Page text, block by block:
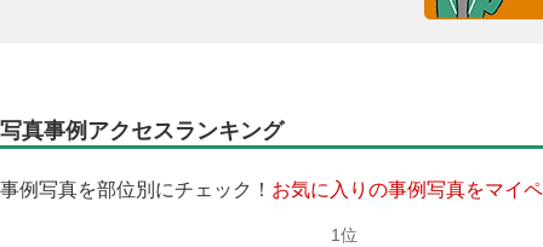
写真事例アクセスランキング
事例写真を部位別にチェック！ お気に入りの事例写真をマイ